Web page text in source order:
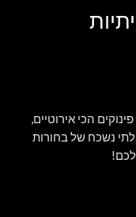
הכי אירוטיים,
נשכח של בחורות